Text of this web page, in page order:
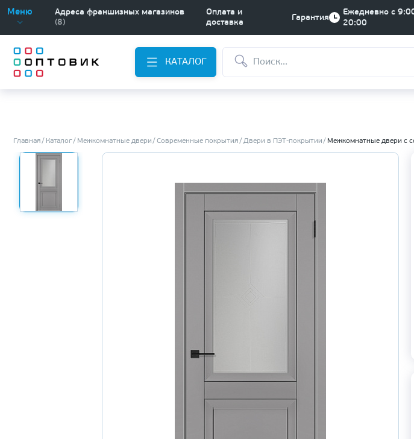
Меню
Адреса франшизных магазинов
(8)
Оплата и
доставка
Гарантия
Ежедневно с
20:00
КАТАЛОГ
Главная Каталог Межкомнатные двери Современные покрытия Двери в ПЭТ-покрытии Межкомнатные двери с